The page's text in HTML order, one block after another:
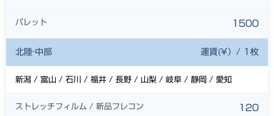
パレット 1500
北陸·中部 運賃(¥）/ 1枚
新潟 / 富山 / 石川 / 福井 / 長野 / 山梨 / 岐阜 / 静岡 / 愛知
ストレッチフィルム / 新品フレコン 120